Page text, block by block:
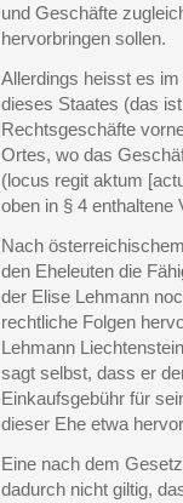
und Geschäfte
hervorbringen sollen.
Allerdings heisst es
dieses Staates (das
Rechtsgeschäfte
Ortes, wo das
(locus regit aktum
oben in § 4 enthaltene
Nach
den Eheleuten die
der Elise Lehmann
rechtliche Folgen
Lehmann
sagt selbst, dass er
Einkaufsgebühr für
dieser Ehe etwa
Eine nach dem
dadurch nicht giltig,